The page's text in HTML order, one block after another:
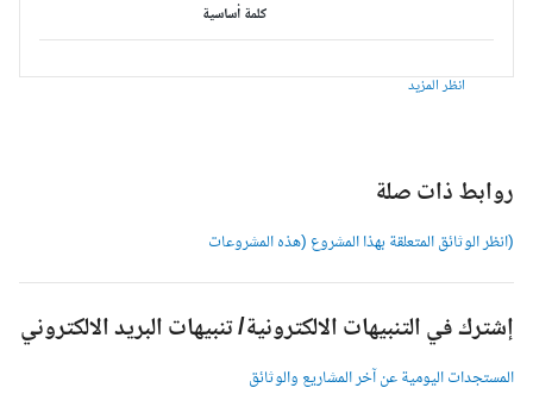
كلمة أساسية
انظر المزيد
روابط ذات صلة
(انظر الوثائق المتعلقة بهذا المشروع (هذه المشروعات
إشترك في التنبيهات الالكترونية/ تنبيهات البريد الالكتروني
المستجدات اليومية عن آخر المشاريع والوثائق